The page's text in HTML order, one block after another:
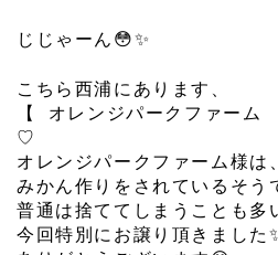
じじゃーん😳✨️
こちら西浦にあります、
【 オレンジパークファーム
♡
オレンジパークファーム様は
みかん作りをされているそう
普通は捨ててしまうことも多
今回特別にお譲り頂きました